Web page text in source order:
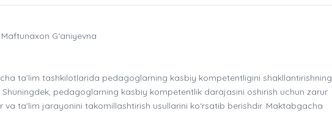
G‘aniyevna
ta’lim tashkilotlarida pedagoglarning kasbiy kompetentligini shakllantirishning
pedagoglarning kasbiy kompetentlik darajasini oshirish uchun zarur
ta'lim jarayonini takomillashtirish usullarini ko‘rsatib berishdir. Maktabgacha